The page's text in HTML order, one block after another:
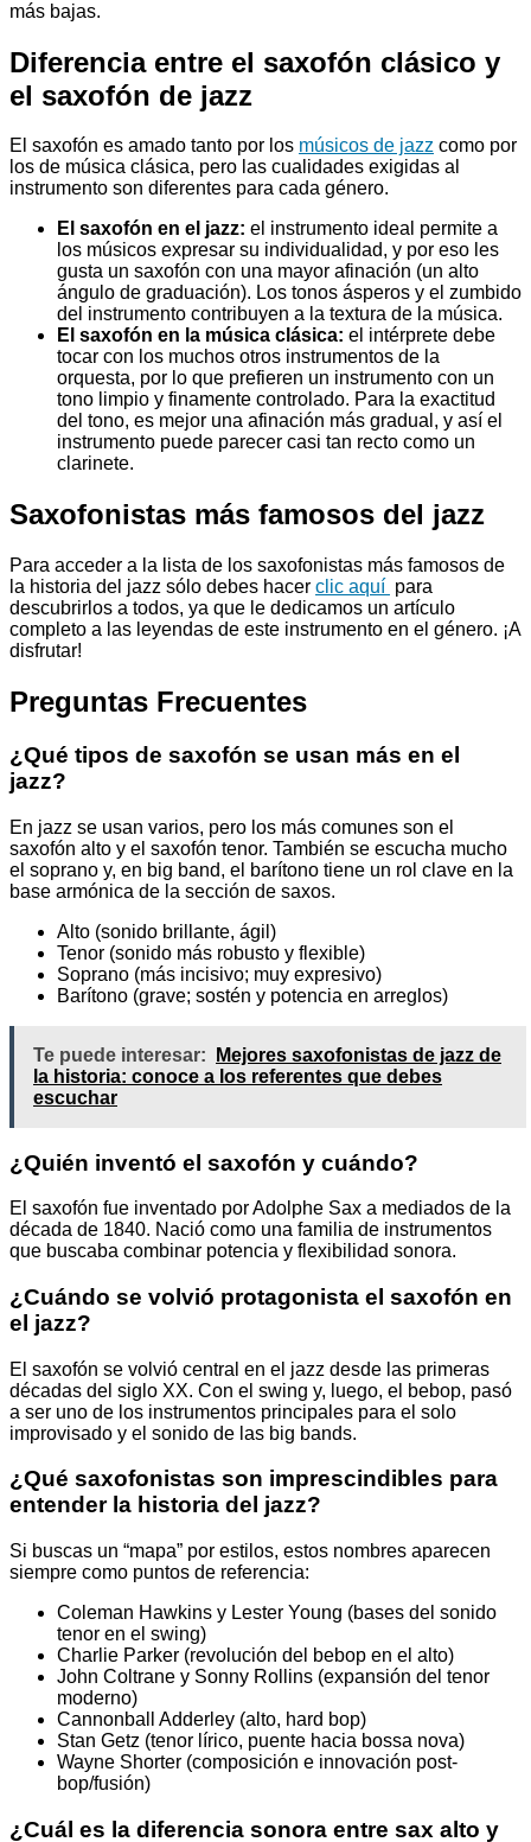
más bajas.
Diferencia entre el saxofón clásico y
el saxofón de jazz
El saxofón es amado tanto por los músicos de jazz como por
los de música clásica, pero las cualidades exigidas al
instrumento son diferentes para cada género.
El saxofón en el jazz: el instrumento ideal permite a
los músicos expresar su individualidad, y por eso les
gusta un saxofón con una mayor afinación (un alto
ángulo de graduación). Los tonos ásperos y el zumbido
del instrumento contribuyen a la textura de la música.
El saxofón en la música clásica: el intérprete debe
tocar con los muchos otros instrumentos de la
orquesta, por lo que prefieren un instrumento con un
tono limpio y finamente controlado. Para la exactitud
del tono, es mejor una afinación más gradual, y así el
instrumento puede parecer casi tan recto como un
clarinete.
Saxofonistas más famosos del jazz
Para acceder a la lista de los saxofonistas más famosos de
la historia del jazz sólo debes hacer clic aquí para
descubrirlos a todos, ya que le dedicamos un artículo
completo a las leyendas de este instrumento en el género. ¡A
disfrutar!
Preguntas Frecuentes
¿Qué tipos de saxofón se usan más en el
jazz?
En jazz se usan varios, pero los más comunes son el
saxofón alto y el saxofón tenor. También se escucha mucho
el soprano y, en big band, el barítono tiene un rol clave en la
base armónica de la sección de saxos.
Alto (sonido brillante, ágil)
Tenor (sonido más robusto y flexible)
Soprano (más incisivo; muy expresivo)
Barítono (grave; sostén y potencia en arreglos)
Te puede interesar:
Mejores saxofonistas de jazz de
la historia: conoce a los referentes que debes
escuchar
¿Quién inventó el saxofón y cuándo?
El saxofón fue inventado por Adolphe Sax a mediados de la
década de 1840. Nació como una familia de instrumentos
que buscaba combinar potencia y flexibilidad sonora.
¿Cuándo se volvió protagonista el saxofón en
el jazz?
El saxofón se volvió central en el jazz desde las primeras
décadas del siglo XX. Con el swing y, luego, el bebop, pasó
a ser uno de los instrumentos principales para el solo
improvisado y el sonido de las big bands.
¿Qué saxofonistas son imprescindibles para
entender la historia del jazz?
Si buscas un “mapa” por estilos, estos nombres aparecen
siempre como puntos de referencia:
Coleman Hawkins y Lester Young (bases del sonido
tenor en el swing)
Charlie Parker (revolución del bebop en el alto)
John Coltrane y Sonny Rollins (expansión del tenor
moderno)
Cannonball Adderley (alto, hard bop)
Stan Getz (tenor lírico, puente hacia bossa nova)
Wayne Shorter (composición e innovación post-
bop/fusión)
¿Cuál es la diferencia sonora entre sax alto y